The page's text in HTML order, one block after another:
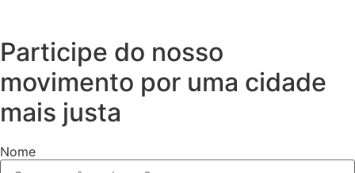
Participe do nosso
movimento por uma cidade
mais justa
Nome